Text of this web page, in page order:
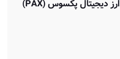
ارز دیجیتال پکسوس (PAX)